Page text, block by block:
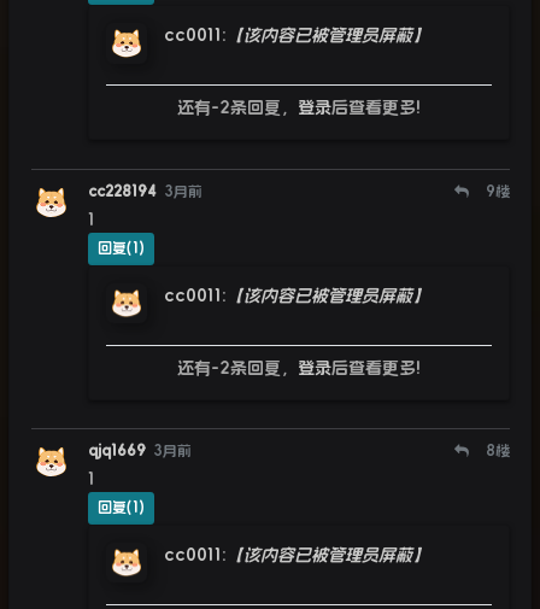
cc0011 : 【该内容已被管理员屏蔽】
还有-2条回复， 登录后查看更多!
cc228194 3月前 9楼
1
回复(1)
cc0011 : 【该内容已被管理员屏蔽】
还有-2条回复， 登录后查看更多!
qjq1669 3月前 8楼
1
回复(1)
cc0011 : 【该内容已被管理员屏蔽】